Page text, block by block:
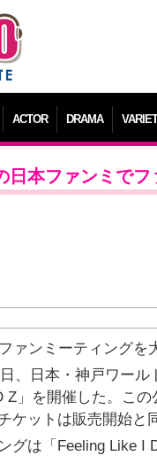
ACTOR DRAMA
日本ファンミで
ァンミーティングを
日、日本・神戸ワー
Z」を開催した。こ
ケットは販売開始と
グは「Feeling Like I